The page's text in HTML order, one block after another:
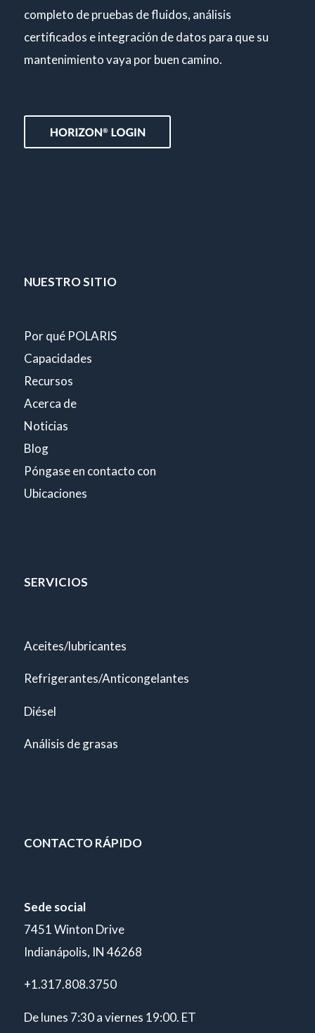
completo de pruebas de fluidos, análisis
certificados e integración de datos para que su
mantenimiento vaya por buen camino.
NUESTRO SITIO
Por qué POLARIS
Capacidades
Recursos
Acerca de
Noticias
Blog
Póngase en contacto con
Ubicaciones
SERVICIOS
Aceites/lubricantes
Refrigerantes/Anticongelantes
Diésel
Análisis de grasas
CONTACTO RÁPIDO
Sede social
7451 Winton Drive
Indianápolis, IN 46268
+1.317.808.3750
De lunes 7:30 a viernes 19:00. ET